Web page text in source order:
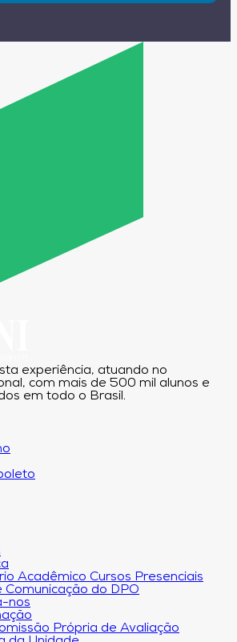
experiência, atuando no
com mais de 500 mil alunos e
em todo o Brasil.
Acadêmico Cursos Presenciais
Comunicação do DPO
nos
Própria de Avaliação